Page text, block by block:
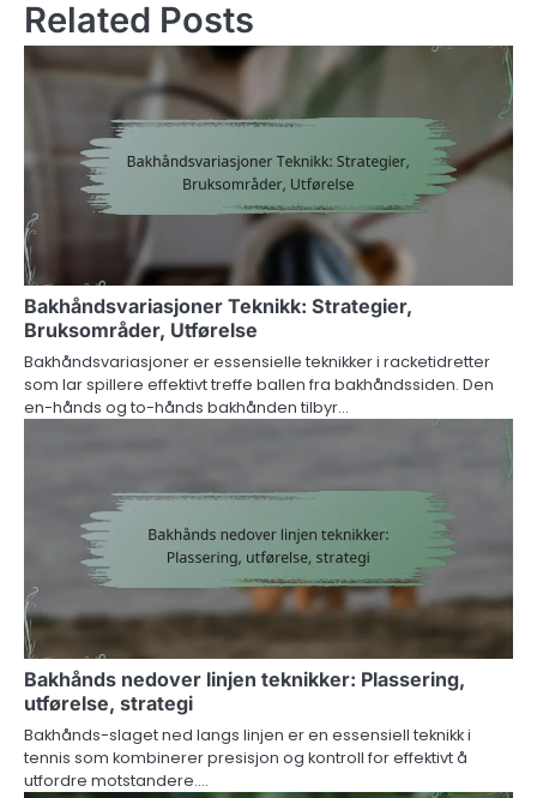
Related Posts
Bakhåndsvariasjoner Teknikk: Strategier,
Bruksområder, Utførelse
Bakhåndsvariasjoner er essensielle teknikker i racketidretter
som lar spillere effektivt treffe ballen fra bakhåndssiden. Den
en-hånds og to-hånds bakhånden tilbyr…
Bakhånds nedover linjen teknikker: Plassering,
utførelse, strategi
Bakhånds-slaget ned langs linjen er en essensiell teknikk i
tennis som kombinerer presisjon og kontroll for effektivt å
utfordre motstandere.…